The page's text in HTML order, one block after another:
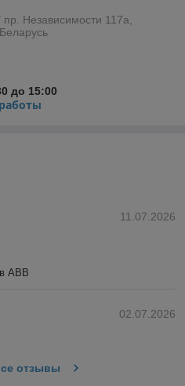
Независимости 117а,
до 15:00
11.07.2026
ABB
02.07.2026
отзывы